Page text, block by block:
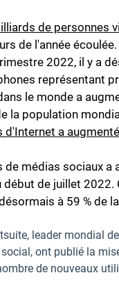
de personnes
de l'année écoulée.
2022, il y a
représentant
le monde a
la population
d'Internet a
médias sociaux a
de juillet 2022.
à 59 % de
leader mondial
social, ont publié la
de nouveaux